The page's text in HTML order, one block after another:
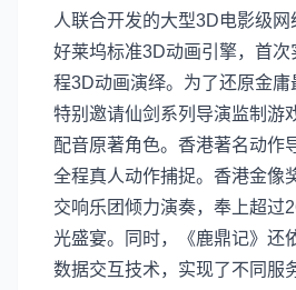
人联合开发的大型3D电影级网
好莱坞标准3D动画引擎，首
程3D动画演绎。为了还原金庸
特别邀请仙剑系列导演监制游
配音原著角色。香港著名动作
全程真人动作捕捉。香港金像
交响乐团倾力演奏，奉上超过
光盛宴。同时，《鹿鼎记》还
数据交互技术，实现了不同服